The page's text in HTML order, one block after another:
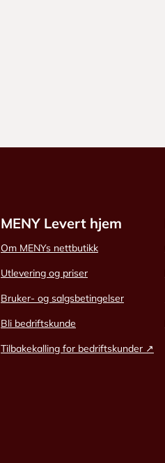
MENY Levert hjem
Om MENYs nettbutikk
Utlevering og priser
Bruker- og salgsbetingelser
Bli bedriftskunde
Tilbakekalling for bedriftskunder ↗